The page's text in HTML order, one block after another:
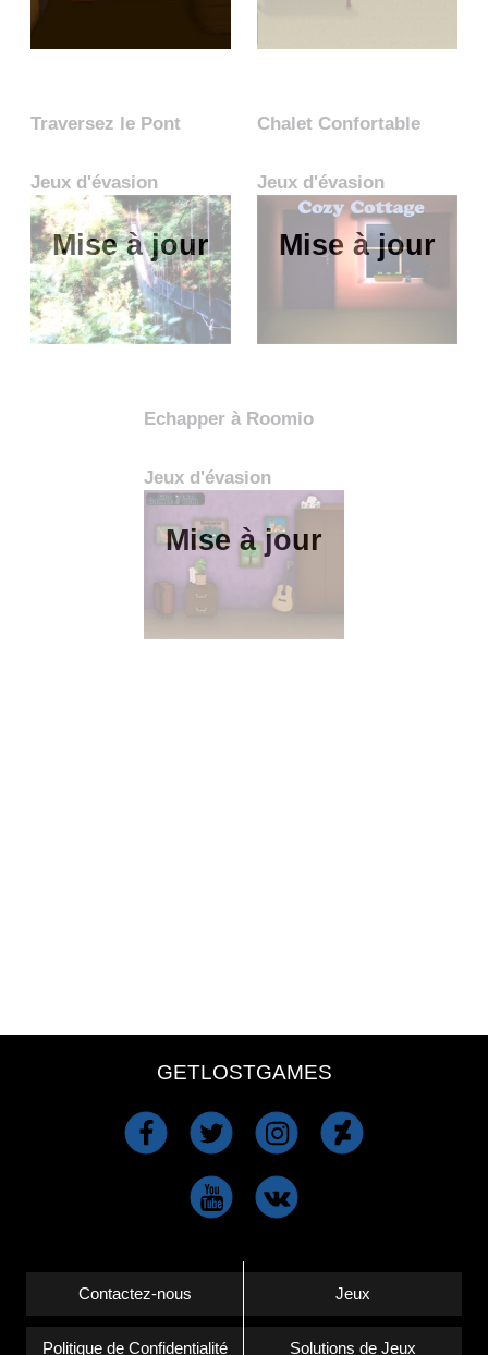
Traversez le Pont
Jeux d'évasion
Mise à jour
Chalet Confortable
Jeux d'évasion
Mise à jour
Échapper à Roomio
Jeux d'évasion
Mise à jour
GETLOSTGAMES
Contactez-nous
Politique de Confidentialité
Jeux
Solutions de Jeux